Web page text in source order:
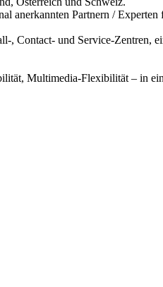
Partnern /
Contact- und Service-Zentren,
Multimedia-Flexibilität – in